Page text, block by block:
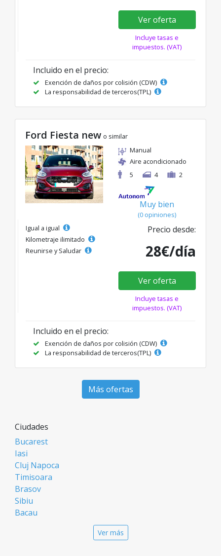
Ver oferta
Incluye tasas e
impuestos. (VAT)
Incluido en el precio:
Exención de daños por colisión (CDW)
La responsabilidad de terceros(TPL)
Ford Fiesta new o similar
Manual
Aire acondicionado
5
4 2
Muy bien
(0 opiniones)
Igual a igual
Kilometraje ilimitado
Reunirse y Saludar
Precio desde:
28€/día
Ver oferta
Incluye tasas e
impuestos. (VAT)
Incluido en el precio:
Exención de daños por colisión (CDW)
La responsabilidad de terceros(TPL)
Más ofertas
Ciudades
Bucarest
Iasi
Cluj Napoca
Timisoara
Brasov
Sibiu
Bacau
Ver más